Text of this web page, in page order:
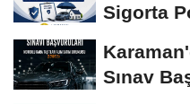
Sigorta
Sınav